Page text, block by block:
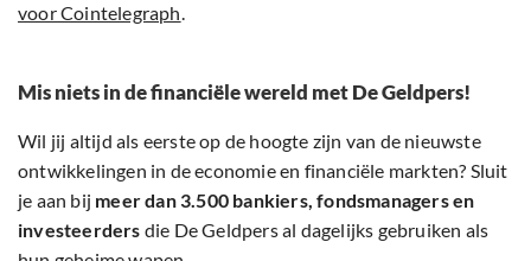
voor Cointelegraph.
Mis niets in de financiële wereld met De Geldpers!
Wil jij altijd als eerste op de hoogte zijn van de nieuwste
ontwikkelingen in de economie en financiële markten? Sluit
je aan bij meer dan 3.500 bankiers, fondsmanagers en
investeerders die De Geldpers al dagelijks gebruiken als